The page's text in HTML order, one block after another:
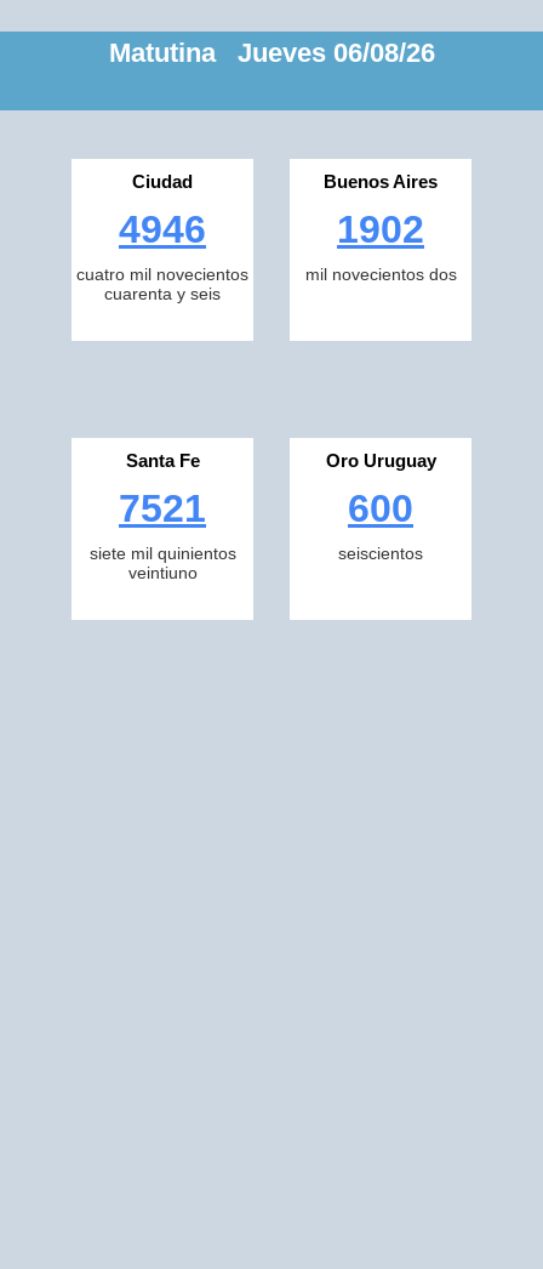
Matutina Jueves 06/08/26
Ciudad
4946
cuatro mil novecientos
cuarenta y seis
Buenos Aires
1902
mil novecientos dos
Santa Fe
7521
siete mil quinientos
veintiuno
Oro Uruguay
600
seiscientos